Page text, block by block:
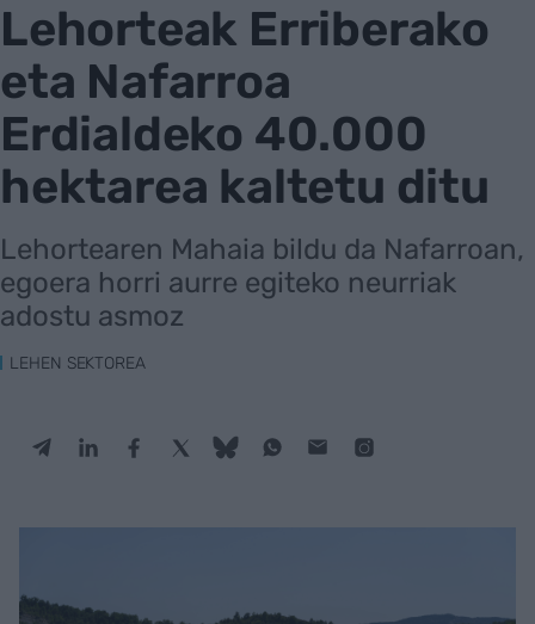
Lehorteak Erriberako
eta Nafarroa
Erdialdeko 40.000
hektarea kaltetu ditu
Lehortearen Mahaia bildu da Nafarroan,
egoera horri aurre egiteko neurriak
adostu asmoz
LEHEN SEKTOREA